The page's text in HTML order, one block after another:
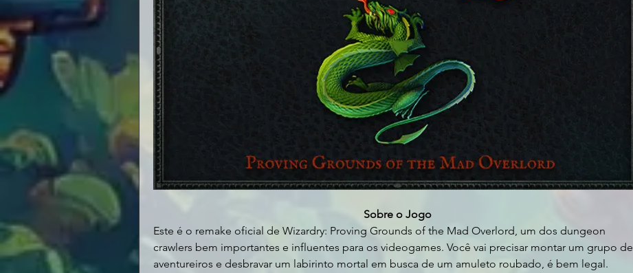
Sobre o Jogo
Este é o remake oficial de Wizardry: Proving Grounds of the Mad Overlord, um dos dungeon
crawlers bem importantes e influentes para os videogames. Você vai precisar montar um grupo de
aventureiros e desbravar um labirinto mortal em busca de um amuleto roubado, é bem legal.